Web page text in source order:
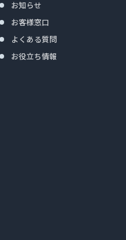
お知らせ
お客様窓口
よくある質問
お役立ち情報